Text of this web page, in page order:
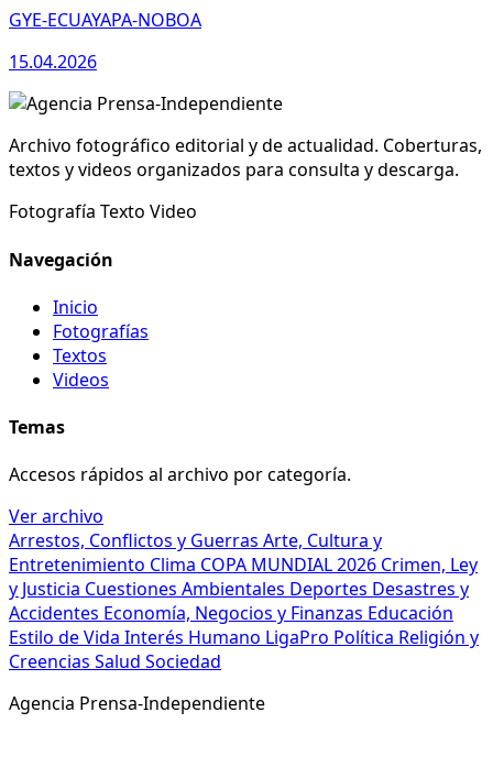
GYE-ECUAYAPA-NOBOA
15.04.2026
Archivo fotográfico editorial y de actualidad. Coberturas,
textos y videos organizados para consulta y descarga.
Fotografía Texto Video
Navegación
Inicio
Fotografías
Textos
Videos
Temas
Accesos rápidos al archivo por categoría.
Ver archivo
Arrestos, Conflictos y Guerras Arte, Cultura y
Entretenimiento Clima COPA MUNDIAL 2026 Crimen, Ley
y Justicia Cuestiones Ambientales Deportes Desastres y
Accidentes Economía, Negocios y Finanzas Educación
Estilo de Vida Interés Humano LigaPro Política Religión y
Creencias Salud Sociedad
Agencia Prensa-Independiente